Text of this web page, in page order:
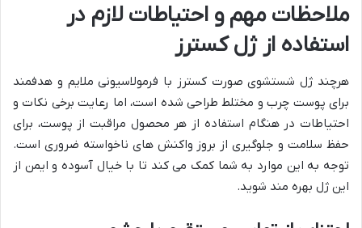
ملاحظات مهم و احتیاطات لازم در
استفاده از ژل کسترز
هرچند ژل شستشوی صورت کسترز با فرمولاسیونی ملایم و هدفمند
برای پوست چرب و مختلط طراحی شده است، اما رعایت برخی نکات و
احتیاطات در هنگام استفاده از هر محصول مراقبت از پوست، برای
حفظ سلامت و جلوگیری از بروز واکنش های ناخواسته ضروری است.
توجه به این موارد به شما کمک می کند تا با خیال آسوده و ایمن از
این ژل بهره مند شوید.